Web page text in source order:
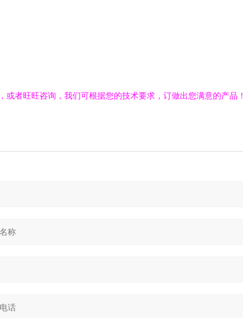
者旺旺咨询，我们可根据您的技术要求，订做出您满意的产品！